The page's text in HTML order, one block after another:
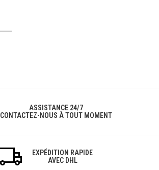
ASSISTANCE 24/7
CONTACTEZ-NOUS À TOUT MOMENT
EXPÉDITION RAPIDE
AVEC DHL